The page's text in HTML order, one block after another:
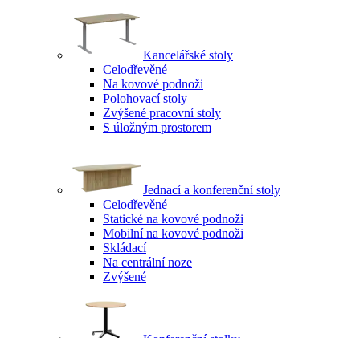
Kancelářské stoly
Celodřevěné
Na kovové podnoži
Polohovací stoly
Zvýšené pracovní stoly
S úložným prostorem
Jednací a konferenční stoly
Celodřevěné
Statické na kovové podnoži
Mobilní na kovové podnoži
Skládací
Na centrální noze
Zvýšené